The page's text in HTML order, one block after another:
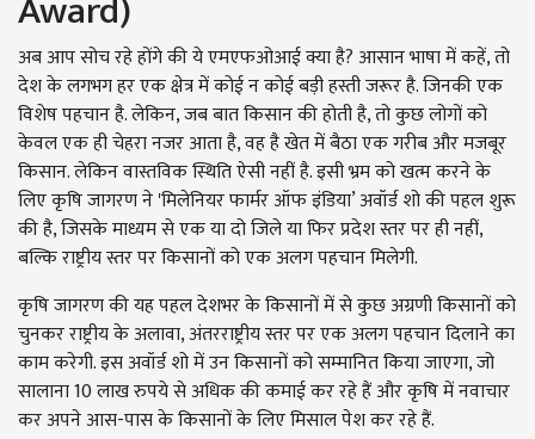
अब आप सोच रहे होंगे की ये एमएफओआई क्या है? आसान भाषा में कहें, तो
देश के लगभग हर एक क्षेत्र में कोई न कोई बड़ी हस्ती जरूर है. जिनकी एक
विशेष पहचान है. लेकिन, जब बात किसान की होती है, तो कुछ लोगों को
केवल एक ही चेहरा नजर आता है, वह है खेत में बैठा एक गरीब और मजबूर
किसान. लेकिन वास्तविक स्थिति ऐसी नहीं है. इसी भ्रम को खत्म करने के
लिए कृषि जागरण ने 'मिलेनियर फार्मर ऑफ इंडिया’ अवॉर्ड शो की पहल शुरू
की है, जिसके माध्यम से एक या दो जिले या फिर प्रदेश स्तर पर ही नहीं,
बल्कि राष्ट्रीय स्तर पर किसानों को एक अलग पहचान मिलेगी.
कृषि जागरण की यह पहल देशभर के किसानों में से कुछ अग्रणी किसानों को
चुनकर राष्ट्रीय के अलावा, अंतरराष्ट्रीय स्तर पर एक अलग पहचान दिलाने का
काम करेगी. इस अवॉर्ड शो में उन किसानों को सम्मानित किया जाएगा, जो
सालाना 10 लाख रुपये से अधिक की कमाई कर रहे हैं और कृषि में नवाचार
कर अपने आस-पास के किसानों के लिए मिसाल पेश कर रहे हैं.